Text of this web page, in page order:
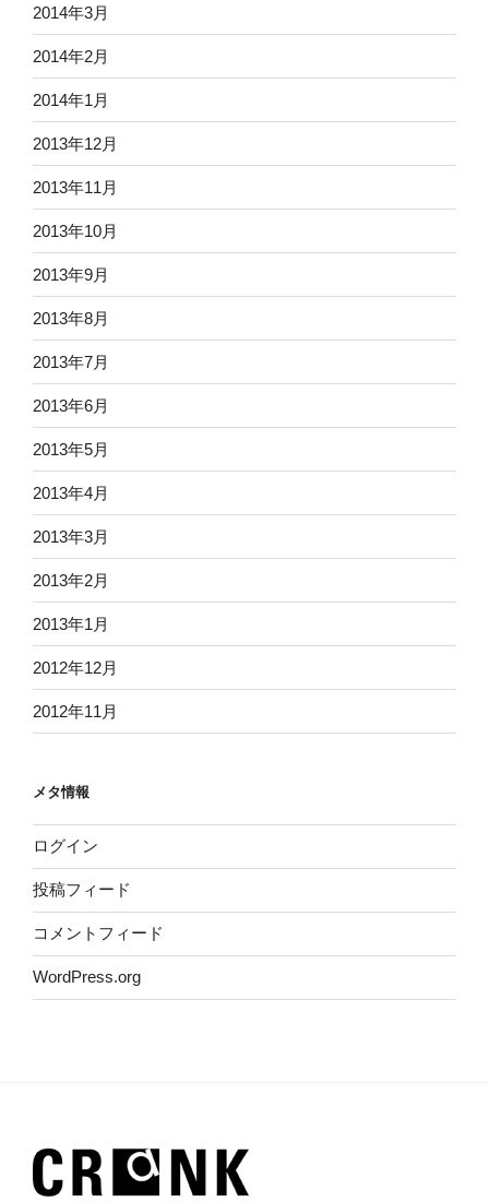
2014年3月
2014年2月
2014年1月
2013年12月
2013年11月
2013年10月
2013年9月
2013年8月
2013年7月
2013年6月
2013年5月
2013年4月
2013年3月
2013年2月
2013年1月
2012年12月
2012年11月
メタ情報
ログイン
投稿フィード
コメントフィード
WordPress.org